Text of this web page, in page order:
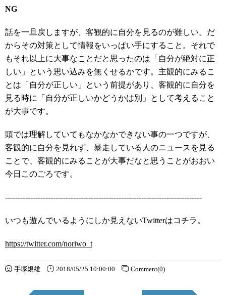
NG
話を一旦戻しますが、客観的に自分を見るのが難しい。だ
からその対策として情報をいっぱい手にすること。それで
もそれ以上に大事なことだと思ったのは「自分が絶対に正
しい」という思い込みを無くせるかです。主観的にみるこ
とは「自分が正しい」という前提があり、客観的に自分を
見る時に「自分が正しいかどうかは別」として考えること
が大事です。
頭では理解していてもなかなかできない事の一つですが、
客観的に自分を見れず、暴走している人のニュースを見る
ことで、客観的にみることが大事だなと思うことがおおい
今日このごろです。
------------------------------------------------------------------------------
いつも遊んでいるようにしか見えないTwitterはコチラ。
https://twitter.com/noriwo_t
手塚規雄 2018/05/25 10:00:00 Comment(0)